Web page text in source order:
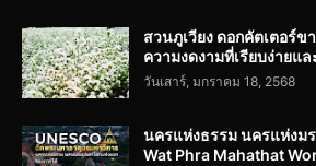
สวนภูเวียง ดอกคัตเตอร์
ความงดงามที่เรียบง่ายแ
วันเสาร์, มกราคม 18, 2568
นครแห่งธรรม นครแห่งม
Wat Phra Mahathat